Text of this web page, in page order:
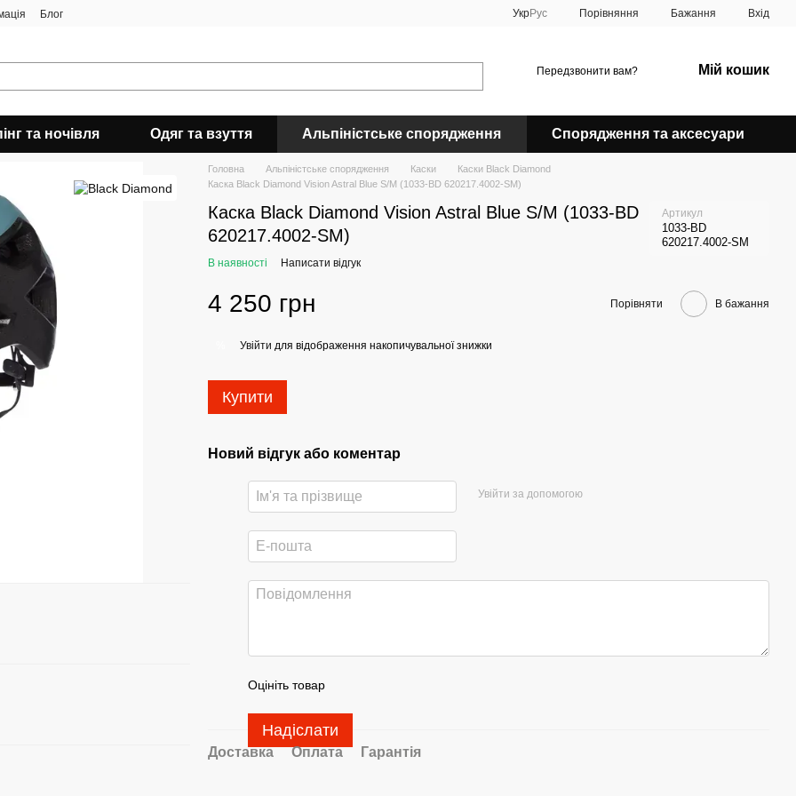
Блог УкрРус Порівняння Бажання Вхід
Передзвонити вам? Мій кошик
та ночівля Одяг та взуття Альпіністське спорядження Спорядження та аксесуари
Головна Альпіністське спорядження Каски
Каски Black Diamond
Каска Black Diamond Vision Astral Blue S/M (1033-BD 620217.4002-SM)
Каска Black Diamond Vision Astral Blue S/M (1033-BD
620217.4002-SM)
Артикул
1033-BD
620217.4002-SM
В наявності Написати відгук
4 250 грн Порівняти В бажання
Увійти для відображення накопичувальної знижки
Купити
Новий відгук або коментар
Увійти за допомогою
Оцініть товар
Надіслати
Доставка Оплата Гарантія